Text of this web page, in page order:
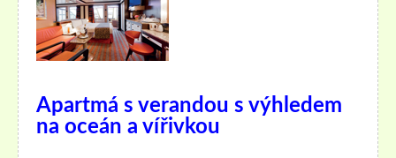
Apartmá s verandou s výhledem
na oceán a vířivkou